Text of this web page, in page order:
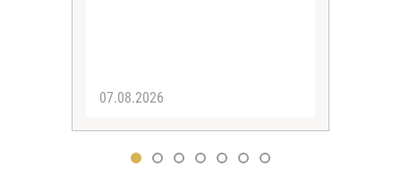
07.08.2026